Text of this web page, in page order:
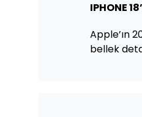
IPHONE
Apple’ın
bellek